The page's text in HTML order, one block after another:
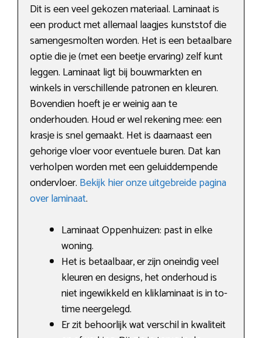
Dit is een veel gekozen materiaal. Laminaat is
een product met allemaal laagjes kunststof die
samengesmolten worden. Het is een betaalbare
optie die je (met een beetje ervaring) zelf kunt
leggen. Laminaat ligt bij bouwmarkten en
winkels in verschillende patronen en kleuren.
Bovendien hoeft je er weinig aan te
onderhouden. Houd er wel rekening mee: een
krasje is snel gemaakt. Het is daarnaast een
gehorige vloer voor eventuele buren. Dat kan
verholpen worden met een geluiddempende
ondervloer. Bekijk hier onze uitgebreide pagina
over laminaat.
Laminaat Oppenhuizen: past in elke
woning.
Het is betaalbaar, er zijn oneindig veel
kleuren en designs, het onderhoud is
niet ingewikkeld en kliklaminaat is in to-
time neergelegd.
Er zit behoorlijk wat verschil in kwaliteit